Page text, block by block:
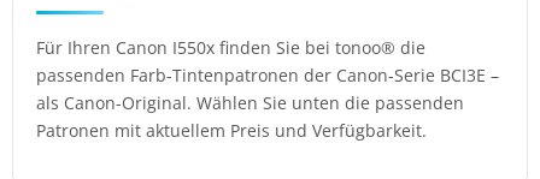
Für Ihren Canon I550x finden Sie bei tonoo® die
passenden Farb-Tintenpatronen der Canon-Serie BCI3E –
als Canon-Original. Wählen Sie unten die passenden
Patronen mit aktuellem Preis und Verfügbarkeit.